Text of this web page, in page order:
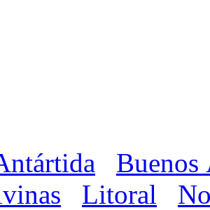
Buenos
Litoral